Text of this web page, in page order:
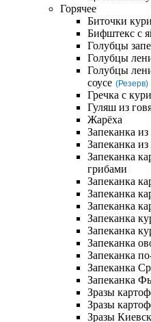
Горячее
Биточки
Бифштекс с
Голубцы
Голубцы
Голубцы
соусе (Резерв)
Гречка с
Гуляш из
Жарёха
Запеканка
Запеканка
Запеканка
грибами
Запеканка
Запеканка
Запеканка
Запеканка
Запеканка
Запеканка
Запеканка
Запеканка
Запеканка
Зразы
Зразы
Зразы